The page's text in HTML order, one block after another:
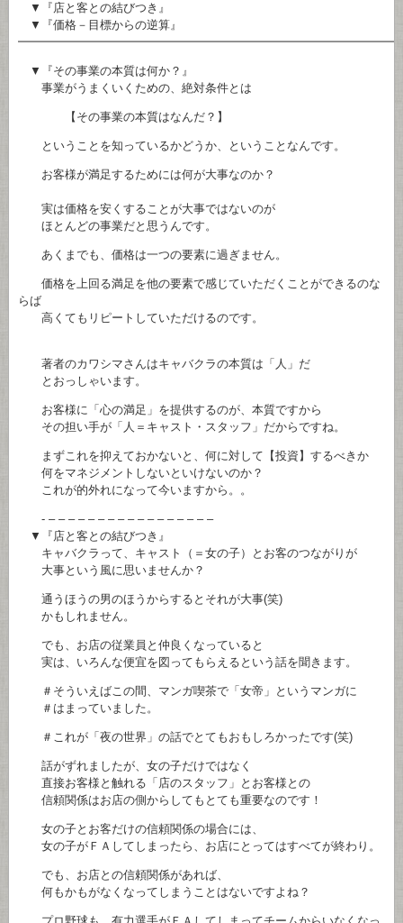
▼『店と客との結びつき』
▼『価格－目標からの逆算』
▼『その事業の本質は何か？』
事業がうまくいくための、絶対条件とは
【その事業の本質はなんだ？】
ということを知っているかどうか、ということなんです。
お客様が満足するためには何が大事なのか？
実は価格を安くすることが大事ではないのが
ほとんどの事業だと思うんです。
あくまでも、価格は一つの要素に過ぎません。
価格を上回る満足を他の要素で感じていただくことができるのな
らば
高くてもリピートしていただけるのです。
著者のカワシマさんはキャバクラの本質は「人」だ
とおっしゃいます。
お客様に「心の満足」を提供するのが、本質ですから
その担い手が「人＝キャスト・スタッフ」だからですね。
まずこれを抑えておかないと、何に対して【投資】するべきか
何をマネジメントしないといけないのか？
これが的外れになって今いますから。。
- – – – – – – – – – – – – – – – – –
▼『店と客との結びつき』
キャバクラって、キャスト（＝女の子）とお客のつながりが
大事という風に思いませんか？
通うほうの男のほうからするとそれが大事(笑)
かもしれません。
でも、お店の従業員と仲良くなっていると
実は、いろんな便宜を図ってもらえるという話を聞きます。
＃そういえばこの間、マンガ喫茶で「女帝」というマンガに
＃はまっていました。
＃これが「夜の世界」の話でとてもおもしろかったです(笑)
話がずれましたが、女の子だけではなく
直接お客様と触れる「店のスタッフ」とお客様との
信頼関係はお店の側からしてもとても重要なのです！
女の子とお客だけの信頼関係の場合には、
女の子がＦＡしてしまったら、お店にとってはすべてが終わり。
でも、お店との信頼関係があれば、
何もかもがなくなってしまうことはないですよね？